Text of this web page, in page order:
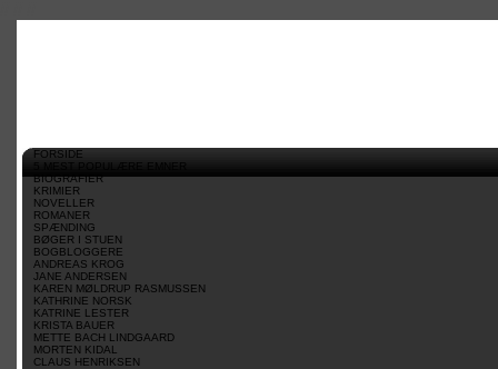
FORSIDE
5 MEST POPULÆRE EMNER
BIOGRAFIER
KRIMIER
NOVELLER
ROMANER
SPÆNDING
BØGER I STUEN
BOGBLOGGERE
ANDREAS KROG
JANE ANDERSEN
KAREN MØLDRUP RASMUSSEN
KATHRINE NORSK
KATRINE LESTER
KRISTA BAUER
METTE BACH LINDGAARD
MORTEN KIDAL
CLAUS HENRIKSEN